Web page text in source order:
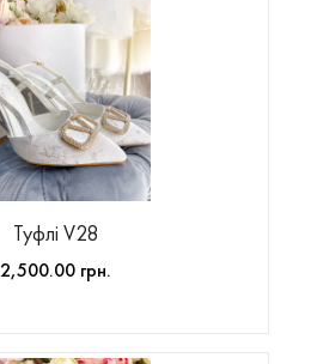
Туфлі V28
2,500.00 грн.